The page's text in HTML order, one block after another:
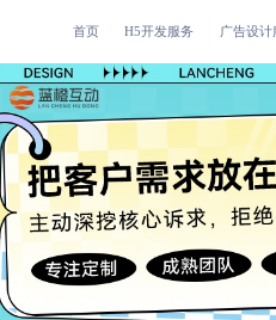
首页 H5开发服务 广告设计